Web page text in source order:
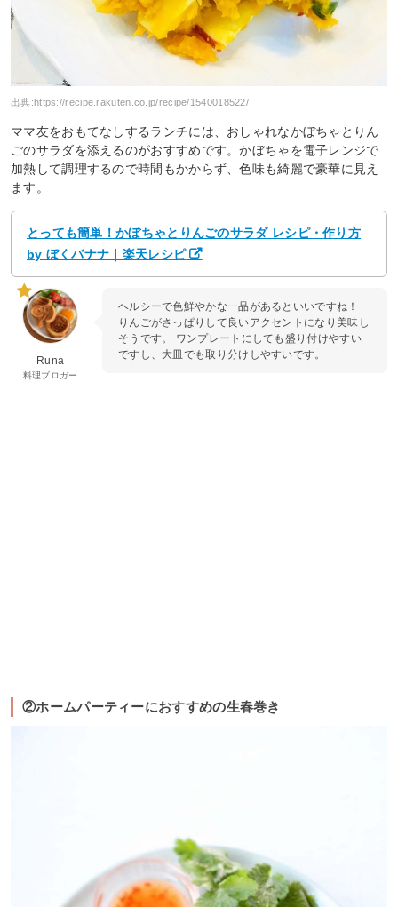
出典:https://recipe.rakuten.co.jp/recipe/1540018522/
ママ友をおもてなしするランチには、おしゃれなかぼちゃとりん
ごのサラダを添えるのがおすすめです。かぼちゃを電子レンジで
加熱して調理するので時間もかからず、色味も綺麗で豪華に見え
ます。
とっても簡単！かぼちゃとりんごのサラダ レシピ・作り方
by ぼくバナナ｜楽天レシピ
Runa
料理ブロガー
ヘルシーで色鮮やかな一品があるといいですね！
りんごがさっぱりして良いアクセントになり美味し
そうです。 ワンプレートにしても盛り付けやすい
ですし、大皿でも取り分けしやすいです。
②ホームパーティーにおすすめの生春巻き